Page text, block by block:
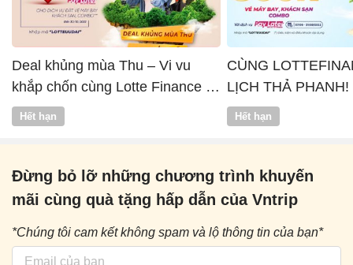
Deal khủng mùa Thu – Vi vu
khắp chốn cùng Lotte Finance x
Vntrip
Hết hạn
CÙNG
LỊCH THẢ PHANH!
Hết hạn
Đừng bỏ lỡ những chương trình khuyến
mãi cùng quà tặng hấp dẫn của Vntrip
*Chúng tôi cam kết không spam và lộ thông tin của bạn*